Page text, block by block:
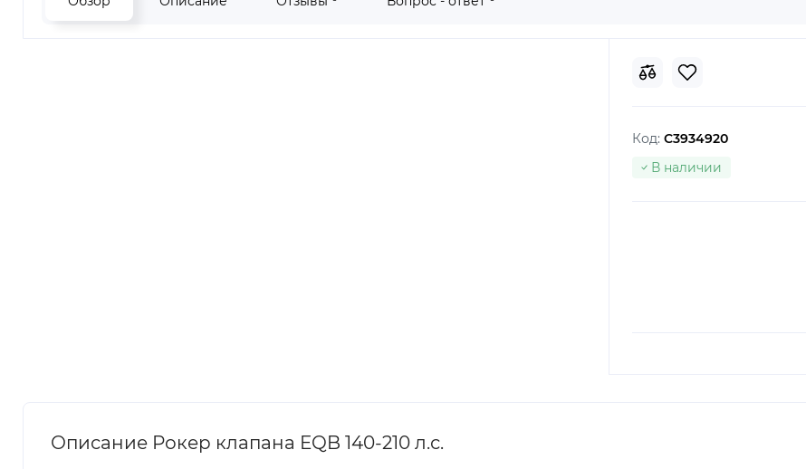
Код: C3934920
В наличии
Описание Рокер клапана EQB 140-210 л.с.